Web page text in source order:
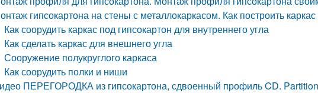
гипсокартона на стены с металлокаркасом. Как построить
Как соорудить каркас под гипсокартон для внутреннего угла
Как сделать каркас для внешнего угла
Сооружение полукруглого каркаса
Как соорудить полки и ниши
ПЕРЕГОРОДКА из гипсокартона, сдвоенный профиль CD.